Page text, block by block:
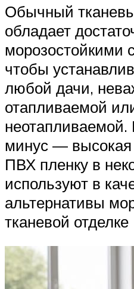
Обычный
обладает
морозостойкими
чтобы
любой дачи,
отапливаемой
минус — высокая
ПВХ пленку в
используют в
альтернативы
тканевой отделке